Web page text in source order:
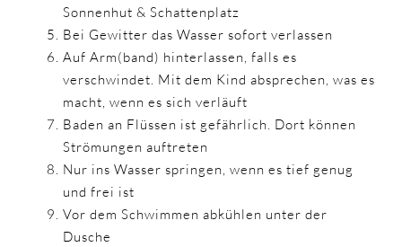
Sonnenhut & Schattenplatz
Bei Gewitter das Wasser sofort verlassen
Auf Arm(band) hinterlassen, falls es
verschwindet. Mit dem Kind absprechen, was es
macht, wenn es sich verläuft
Baden an Flüssen ist gefährlich. Dort können
Strömungen auftreten
Nur ins Wasser springen, wenn es tief genug
und frei ist
Vor dem Schwimmen abkühlen unter der
Dusche